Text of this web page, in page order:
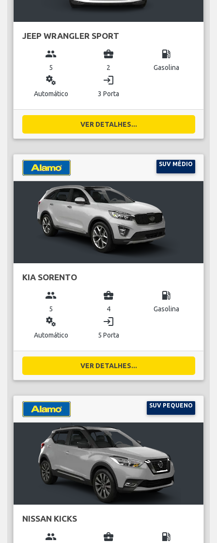
JEEP WRANGLER SPORT
group
5
business_center
2
local_gas_station
Gasolina
miscellaneous_services
Automático
login
3 Porta
VER DETALHES...
SUV MÉDIO
KIA SORENTO
group
5
business_center
4
local_gas_station
Gasolina
miscellaneous_services
Automático
login
5 Porta
VER DETALHES...
SUV PEQUENO
NISSAN KICKS
group business_center local_gas_station